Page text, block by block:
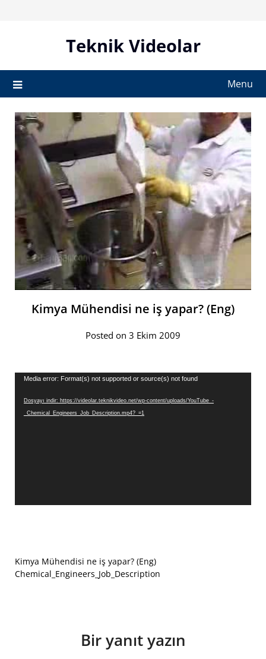
Teknik Videolar
Menu
Kimya Mühendisi ne iş yapar? (Eng)
Posted on 3 Ekim 2009
Video
Media error: Format(s) not supported or source(s) not found
Dosyayı indir: https://videolar.teknikvideo.net/wp-content/uploads/YouTube_-
_Chemical_Engineers_Job_Description.mp4?_=1
Kimya Mühendisi ne iş yapar? (Eng)
Chemical_Engineers_Job_Description
Bir yanıt yazın